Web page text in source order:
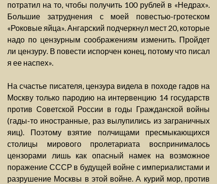
потратил на то, чтобы получить 100 рублей в «Недрах».
Большие затруднения с моей повестью-гротеском
«Роковые яйца». Ангарский подчеркнул мест 20, которые
надо по цензурным соображениям изменить. Пройдет
ли цензуру. В повести испорчен конец, потому что писал
я ее наспех».
На счастье писателя, цензура видела в походе гадов на
Москву только пародию на интервенцию 14 государств
против Советской России в годы Гражданской войны
(гады-то иностранные, раз вылупились из заграничных
яиц). Поэтому взятие полчищами пресмыкающихся
столицы мирового пролетариата воспринималось
цензорами лишь как опасный намек на возможное
поражение СССР в будущей войне с империалистами и
разрушение Москвы в этой войне. А курий мор, против